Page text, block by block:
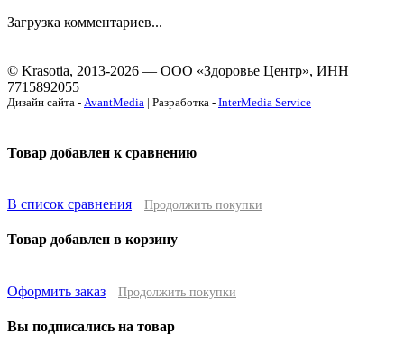
Загрузка комментариев...
© Krasotia, 2013-2026 — ООО «Здоровье Центр», ИНН
7715892055
Дизайн сайта - AvantMedia | Разработка - InterMedia Service
Товар добавлен к сравнению
В список сравнения Продолжить покупки
Товар добавлен в корзину
Оформить заказ Продолжить покупки
Вы подписались на товар